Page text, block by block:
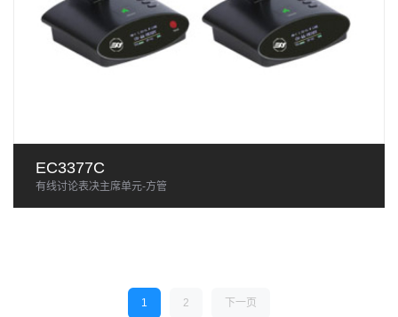
EC3377C
有线讨论表决主席单元-方管
1 2 下一页